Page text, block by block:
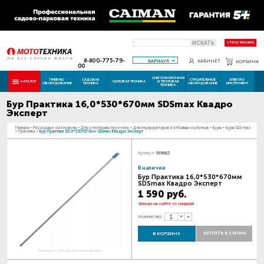
ИСКАТЬ СТАТУС РЕМОНТА
8-800-775-79-
00
БАРНАУЛ КАБИНЕТ КОРЗИНА
КАТАЛОГ ПНЕВМО
ОБОРУДОВАНИЕ
САДОВАЯ
ТЕХНИКА СИЛОВАЯ ТЕХНИКА
СНЕГОУБОРОЧНАЯ
И ТЕПЛОВАЯ
ТЕХНИКА
СТРОИТЕЛЬНОЕ
ОБОРУДОВАНИЕ
ЭЛЕКТРО
ИНСТРУМЕНТ
Бур Практика 16,0*530*670мм SDSmax Квадро
Эксперт
Главная - Расходные материалы - Для электроинструмента - Для перфораторов и отбойных молотков - Буры - Буры SDS-max
- Практика - Бур Практика 16,0*530*670мм SDSmax Квадро Эксперт
Наведите для увеличения картинки
Артикул: 919662
В наличии
Бур Практика 16,0*530*670мм
SDSmax Квадро Эксперт
1 590 руб.
Закажи на сайте со скидкой
Количество:
В КОРЗИНУ КУПИТЬ В 1 КЛИК